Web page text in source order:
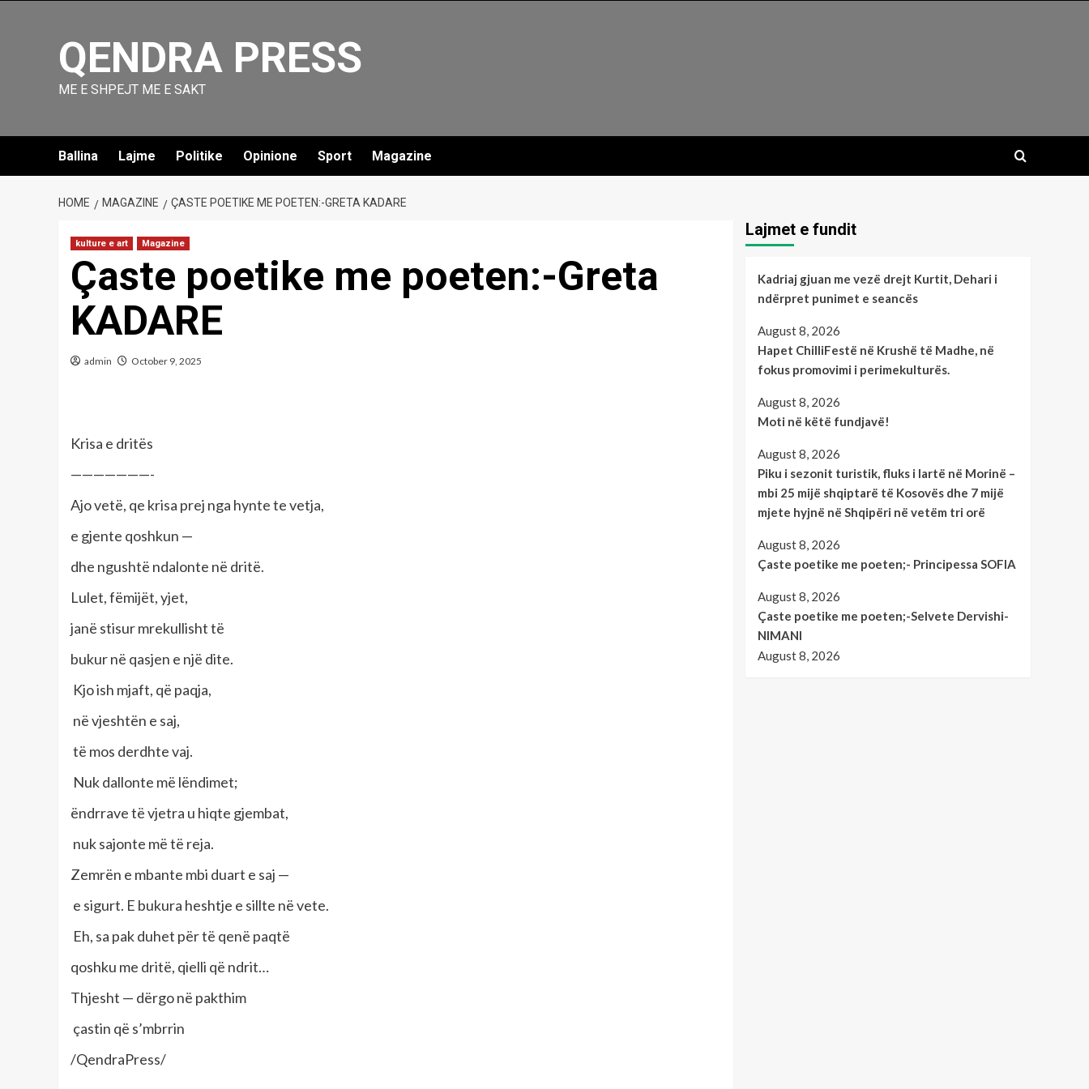
QENDRA PRESS
ME E SHPEJT ME E SAKT
Ballina Lajme Politike Opinione Sport Magazine
HOME MAGAZINE ÇASTE POETIKE ME POETEN:-GRETA KADARE
kulture e art Magazine
Çaste poetike me poeten:-Greta
KADARE
admin October 9, 2025
Krisa e dritës
———————-
Ajo vetë, qe krisa prej nga hynte te vetja,
e gjente qoshkun —
dhe ngushtë ndalonte në dritë.
Lulet, fëmijët, yjet,
janë stisur mrekullisht të
bukur në qasjen e një dite.
Kjo ish mjaft, që paqja,
në vjeshtën e saj,
të mos derdhte vaj.
Nuk dallonte më lëndimet;
ëndrrave të vjetra u hiqte gjembat,
nuk sajonte më të reja.
Zemrën e mbante mbi duart e saj —
e sigurt. E bukura heshtje e sillte në vete.
Eh, sa pak duhet për të qenë paqtë
qoshku me dritë, qielli që ndrit…
Thjesht — dërgo në pakthim
çastin që s’mbrrin
/QendraPress/
Lajmet e fundit
Kadriaj gjuan me vezë drejt Kurtit, Dehari i
ndërpret punimet e seancës
August 8, 2026
Hapet ChilliFestë në Krushë të Madhe, në
fokus promovimi i perimekulturës.
August 8, 2026
Moti në këtë fundjavë!
August 8, 2026
Piku i sezonit turistik, fluks i lartë në Morinë –
mbi 25 mijë shqiptarë të Kosovës dhe 7 mijë
mjete hyjnë në Shqipëri në vetëm tri orë
August 8, 2026
Çaste poetike me poeten;- Principessa SOFIA
August 8, 2026
Çaste poetike me poeten;-Selvete Dervishi-
NIMANI
August 8, 2026